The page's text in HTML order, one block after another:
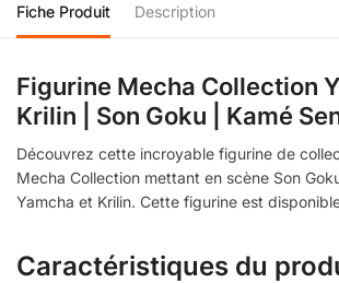
Fiche Produit Description
Figurine Mecha Collection
Krilin | Son Goku | Kamé
Découvrez cette incroyable figurine de
Mecha Collection mettant en scène Son
Yamcha et Krilin. Cette figurine est
Caractéristiques du